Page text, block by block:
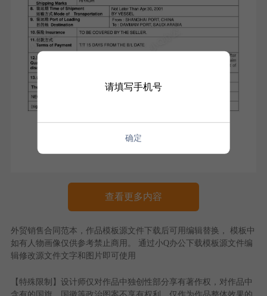
查看更多内容
外贸销售合同范本 ，作品模板源文件下载后可用编辑替换， 模板中
如有人物画像仅供参考禁止商用。 通过小Q办公下载模板源文件编
辑修改源文件文字和图片即可使用
【特殊限制】设计师仅对作品中独创性部分享有著作权，对作品中
请填写手机号
确定